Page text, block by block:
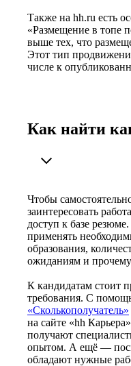
Также на hh.ru есть
«Размещение в топе
выше тех, что
Этот тип
числе к
Как найти
Чтобы
заинтересовать
доступ к базе
применять
образования,
ожиданиям и
К кандидатам стоит
требования. С
«Сколькополучатель»
на сайте «hh
получают
опытом. А ещё —
обладают нужные